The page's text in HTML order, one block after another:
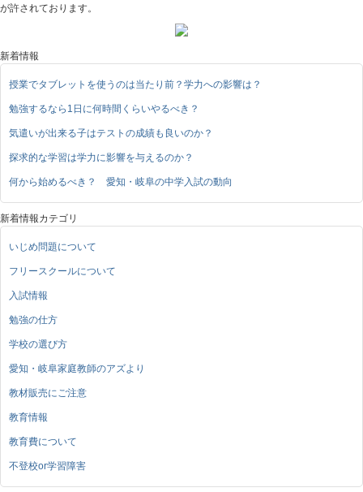
が許されております。
新着情報
授業でタブレットを使うのは当たり前？学力への影響は？
勉強するなら1日に何時間くらいやるべき？
気遣いが出来る子はテストの成績も良いのか？
探求的な学習は学力に影響を与えるのか？
何から始めるべき？ 愛知・岐阜の中学入試の動向
新着情報カテゴリ
いじめ問題について
フリースクールについて
入試情報
勉強の仕方
学校の選び方
愛知・岐阜家庭教師のアズより
教材販売にご注意
教育情報
教育費について
不登校or学習障害